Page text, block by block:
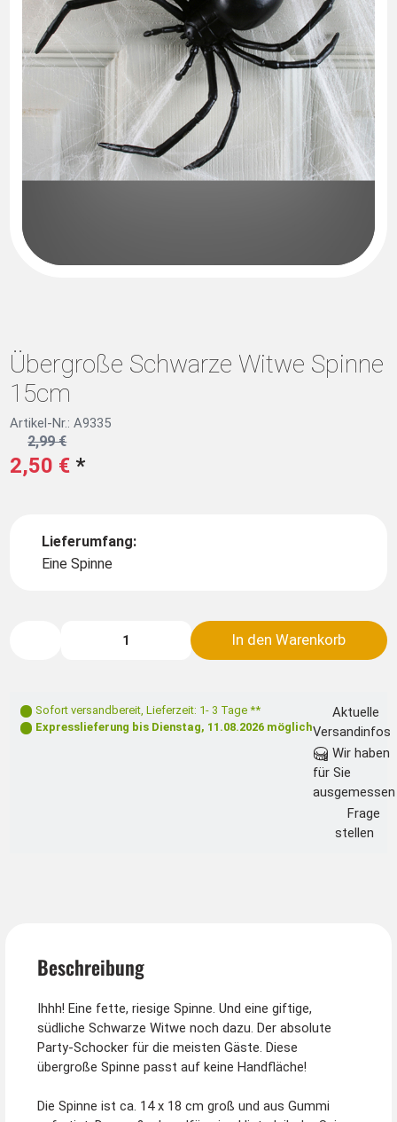
Übergroße Schwarze Witwe Spinne
15cm
Artikel-Nr.: A9335
2,50 € *
2,99 €
Lieferumfang:
Eine Spinne
In den Warenkorb
Sofort versandbereit, Lieferzeit: 1- 3 Tage **
Expresslieferung bis Dienstag, 11.08.2026 möglich
Aktuelle
Versandinfos
für Sie
ausgemessen
Frage
stellen
Beschreibung
Ihhh! Eine fette, riesige Spinne. Und eine giftige,
südliche Schwarze Witwe noch dazu. Der absolute
Party-Schocker für die meisten Gäste. Diese
übergroße Spinne passt auf keine Handfläche!
Die Spinne ist ca. 14 x 18 cm groß und aus Gummi